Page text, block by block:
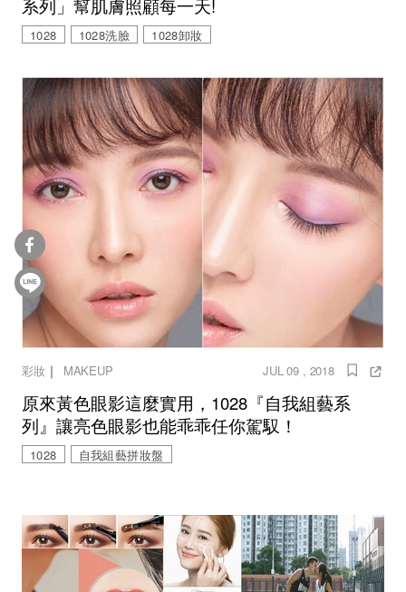
系列」幫肌膚照顧每一天!
1028 1028洗臉 1028卸妝
彩妝｜ MAKEUP JUL 09 , 2018
原來黃色眼影這麼實用，1028『自我組藝系
列』讓亮色眼影也能乖乖任你駕馭！
1028 自我組藝拼妝盤